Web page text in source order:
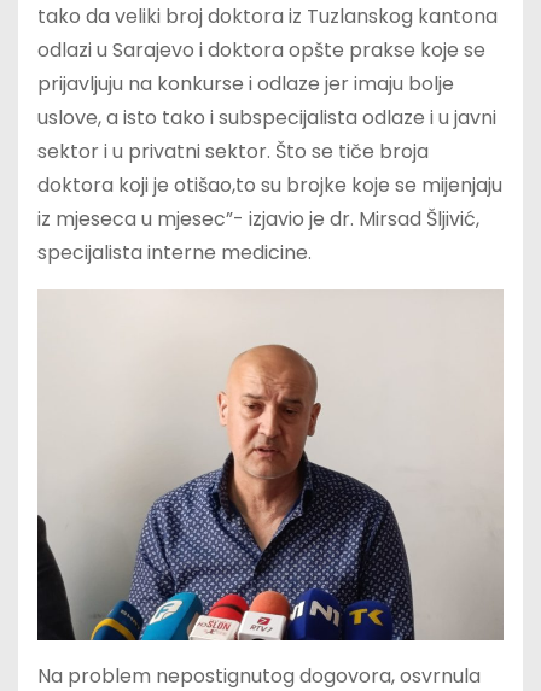
tako da veliki broj doktora iz Tuzlanskog kantona
odlazi u Sarajevo i doktora opšte prakse koje se
prijavljuju na konkurse i odlaze jer imaju bolje
uslove, a isto tako i subspecijalista odlaze i u javni
sektor i u privatni sektor. Što se tiče broja
doktora koji je otišao,to su brojke koje se mijenjaju
iz mjeseca u mjesec”- izjavio je dr. Mirsad Šljivić,
specijalista interne medicine.
Na problem nepostignutog dogovora, osvrnula